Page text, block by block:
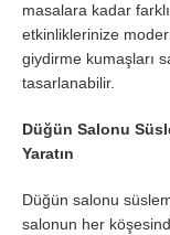
masalara kadar
etkinliklerinize
giydirme kumaşları
tasarlanabilir.
Düğün Salonu
Yaratın
Düğün salonu
salonun her